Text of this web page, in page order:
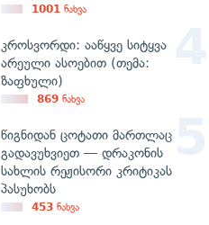
1001 ნახვა
კროსვორდი: ააწყვე სიტყვა
არეული ასოებით (თემა:
ზაფხული)
869 ნახვა
წიგნიდან ცოტათი მართლაც
გადავუხვიეთ — დრაკონის
სახლის რეჟისორი კრიტიკას
პასუხობს
453 ნახვა